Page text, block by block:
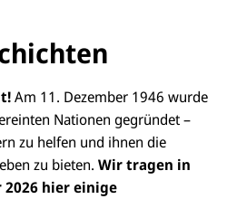
Am 11. Dezember 1946 wurde
Nationen gegründet –
zu helfen und ihnen die
zu bieten. Wir tragen in
hier einige